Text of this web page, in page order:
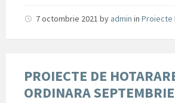
7 octombrie 2021 by admin in Proiecte
PROIECTE DE
ORDINARA